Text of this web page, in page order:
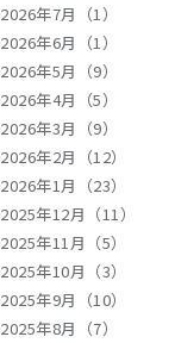
2026年7月（1）
2026年6月（1）
2026年5月（9）
2026年4月（5）
2026年3月（9）
2026年2月（12）
2026年1月（23）
2025年12月（11）
2025年11月（5）
2025年10月（3）
2025年9月（10）
2025年8月（7）